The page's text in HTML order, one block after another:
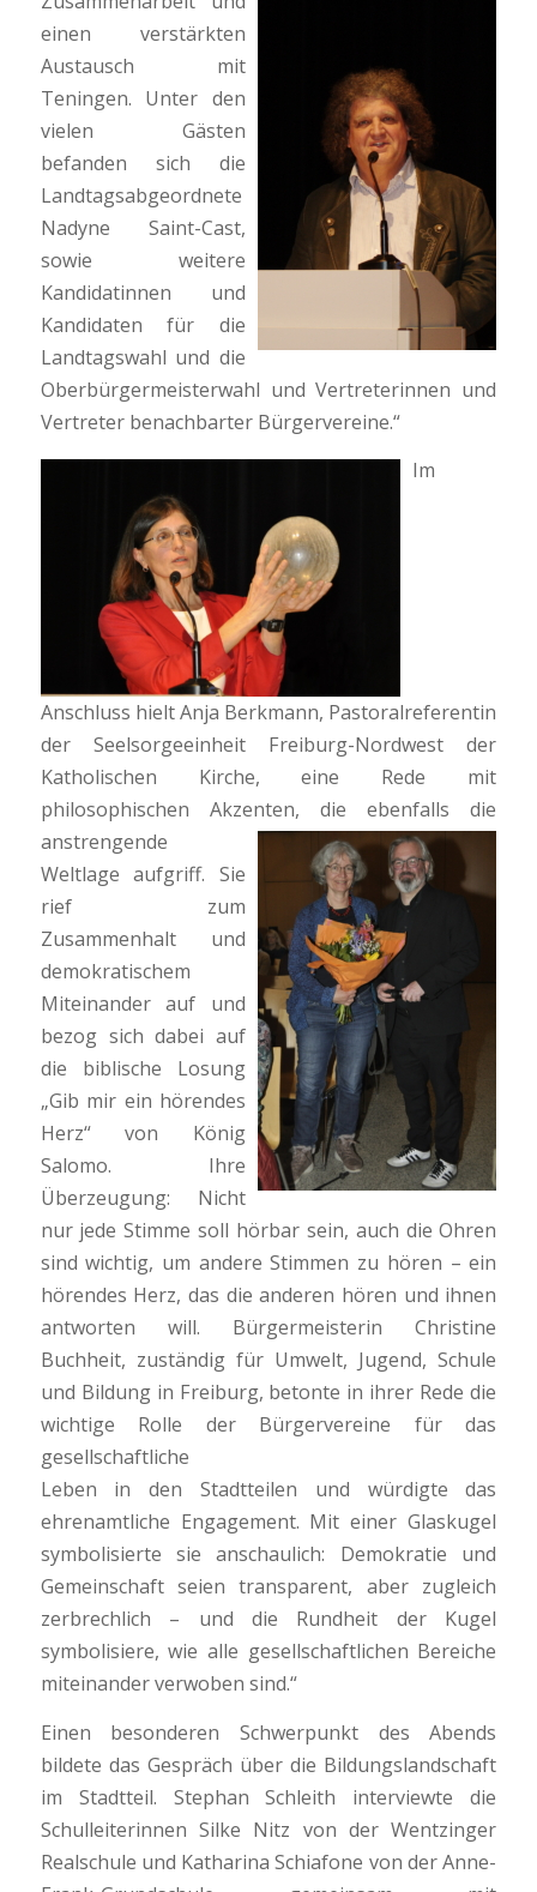
einen verstärkten
Austausch mit
Teningen. Unter den
vielen Gästen
befanden sich die
Landtagsabgeordnete
Nadyne Saint-Cast,
sowie weitere
Kandidatinnen und
Kandidaten für die
Landtagswahl und die
Oberbürgermeisterwahl und Vertreterinnen und
Vertreter benachbarter Bürgervereine.“
Im
Anschluss hielt Anja Berkmann, Pastoralreferentin
der Seelsorgeeinheit Freiburg-Nordwest der
Katholischen Kirche, eine Rede mit
philosophischen Akzenten, die ebenfalls die
anstrengende
Weltlage aufgriff. Sie
rief zum
Zusammenhalt und
demokratischem
Miteinander auf und
bezog sich dabei auf
die biblische Losung
„Gib mir ein hörendes
Herz“ von König
Salomo. Ihre
Überzeugung: Nicht
nur jede Stimme soll hörbar sein, auch die Ohren
sind wichtig, um andere Stimmen zu hören – ein
hörendes Herz, das die anderen hören und ihnen
antworten will. Bürgermeisterin Christine
Buchheit, zuständig für Umwelt, Jugend, Schule
und Bildung in Freiburg, betonte in ihrer Rede die
wichtige Rolle der Bürgervereine für das
gesellschaftliche
Leben in den Stadtteilen und würdigte das
ehrenamtliche Engagement. Mit einer Glaskugel
symbolisierte sie anschaulich: Demokratie und
Gemeinschaft seien transparent, aber zugleich
zerbrechlich – und die Rundheit der Kugel
symbolisiere, wie alle gesellschaftlichen Bereiche
miteinander verwoben sind.“
Einen besonderen Schwerpunkt des Abends
bildete das Gespräch über die Bildungslandschaft
im Stadtteil. Stephan Schleith interviewte die
Schulleiterinnen Silke Nitz von der Wentzinger
Realschule und Katharina Schiafone von der Anne-